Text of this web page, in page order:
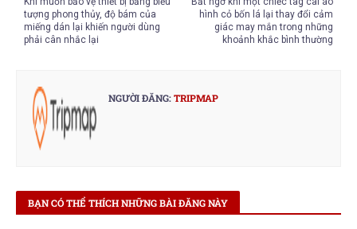
hình cỏ bốn lá lại thay đổi cảm
giác may mắn trong những
khoảnh khắc bình thường
tượng phong thủy, độ bám của
miếng dán lại khiến người dùng
phải cân nhắc lại
NGƯỜI ĐĂNG:TRIPMAP
BẠN CÓ THỂ THÍCH NHỮNG BÀI ĐĂNG NÀY